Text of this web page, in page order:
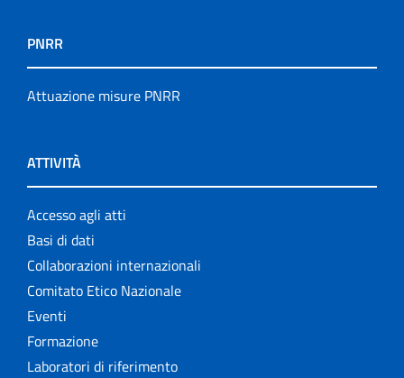
PNRR
Attuazione misure PNRR
ATTIVITÀ
Accesso agli atti
Basi di dati
Collaborazioni internazionali
Comitato Etico Nazionale
Eventi
Formazione
Laboratori di riferimento